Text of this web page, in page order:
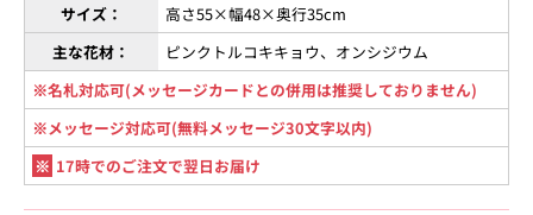
サイズ：
高さ55×幅48×奥行35cm
主な花材：
ピンクトルコキキョウ、オンシジウム
※名札対応可(メッセージカードとの併用は推奨しておりません)
※メッセージ対応可(無料メッセージ30文字以内)
※ 17時でのご注文で翌日お届け